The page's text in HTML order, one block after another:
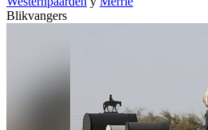
Blikvangers